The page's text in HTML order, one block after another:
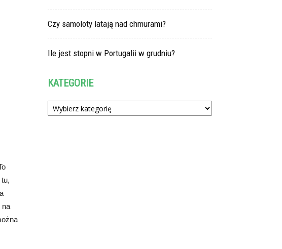
na
Czy samoloty latają nad chmurami?
Ile jest stopni w Portugalii w grudniu?
KATEGORIE
Kategorie